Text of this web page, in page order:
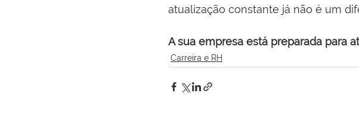
atualização constante já não é um
A sua empresa está preparada para
Carreira e RH